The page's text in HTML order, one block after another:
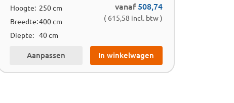
Hoogte: 250 cm
Breedte:400 cm
Diepte: 40 cm
vanaf 508,74
( 615,58 incl. btw )
Aanpassen In winkelwagen